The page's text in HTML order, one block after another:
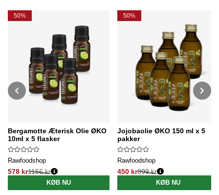
50%
Bergamotte Æterisk Olie ØKO
10ml x 5 flasker
Rawfoodshop
578 kr
Normalpris:
1156 kr
KØB NU
50%
Jojobaolie ØKO 150 ml x 5
pakker
Rawfoodshop
450 kr
Normalpris:
899 kr
KØB NU